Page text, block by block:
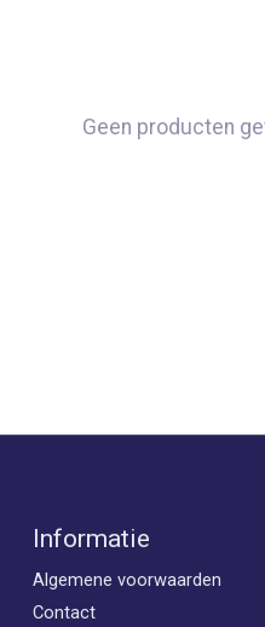
Geen producten
Informatie
Algemene voorwaarden
Contact